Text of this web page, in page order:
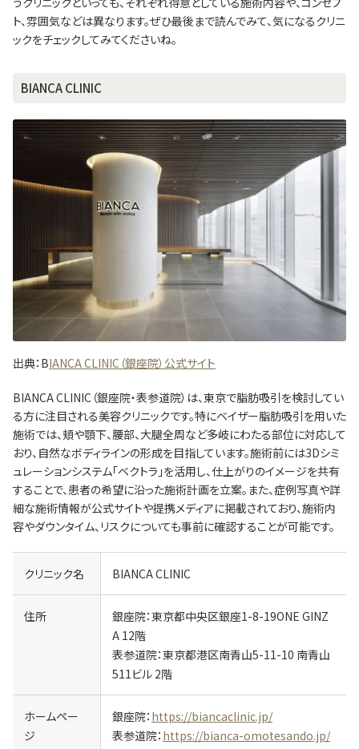
ト、雰囲気などは異なります。ぜひ最後まで読んでみて、気になるクリニ
ックをチェックしてみてくださいね。
BIANCA CLINIC
出典：BIANCA CLINIC（銀座院）公式サイト
BIANCA CLINIC（銀座院・表参道院）は、東京で脂肪吸引を検討してい
る方に注目される美容クリニックです。特にベイザー脂肪吸引を用いた
施術では、頬や顎下、腰部、大腿全周など多岐にわたる部位に対応して
おり、自然なボディラインの形成を目指しています。施術前には3Dシミ
ュレーションシステム「ベクトラ」を活用し、仕上がりのイメージを共有
することで、患者の希望に沿った施術計画を立案。 また、症例写真や詳
細な施術情報が公式サイトや提携メディアに掲載されており、施術内
容やダウンタイム、リスクについても事前に確認することが可能です。
クリニック名 BIANCA CLINIC
住所
銀座院：東京都中央区銀座1-8-19ONE GINZ
A 12階
表参道院：東京都港区南青山5-11-10 南青山
511ビル 2階
ホームペー
ジ
銀座院： https://biancaclinic.jp/
表参道院： https://bianca-omotesando.jp/